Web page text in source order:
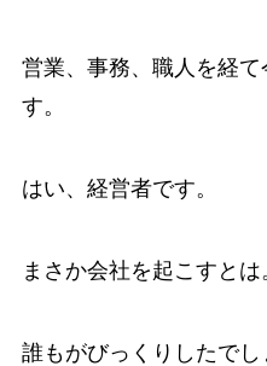
営業、事務、職人を経
す。
はい、経営者です。
まさか会社を起こすとは
誰もがびっくりしたで